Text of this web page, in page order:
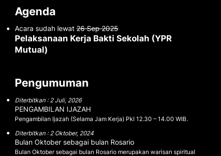
Agenda
Acara sudah lewat 26 Sep 2025
Pelaksanaan Kerja Bakti Sekolah (YPR
Mutual)
Pengumuman
Diterbitkan : 2 Juli, 2026
PENGAMBILAN IJAZAH
Pengambilan Ijazah (Selama Jam Kerja) Pkl 12.30 – 14.00 WIB.
Diterbitkan : 2 Oktober, 2024
Bulan Oktober sebagai bulan Rosario
Bulan Oktober sebagai bulan Rosario merupakan warisan spiritual